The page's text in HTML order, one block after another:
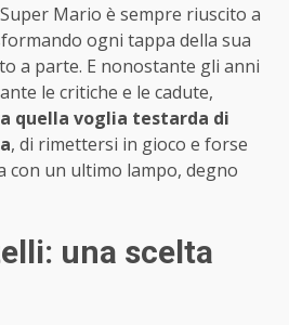
Mario è sempre riuscito a
ogni tappa della sua
a parte. E nonostante gli anni
le critiche e le cadute,
quella voglia testarda di
, di rimettersi in gioco e forse
con un ultimo lampo, degno
una scelta